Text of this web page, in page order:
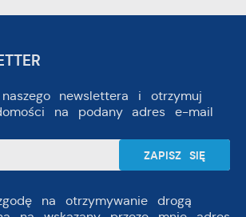
newslettera i otrzymuj
na podany adres e-mail
na otrzymywanie drogą